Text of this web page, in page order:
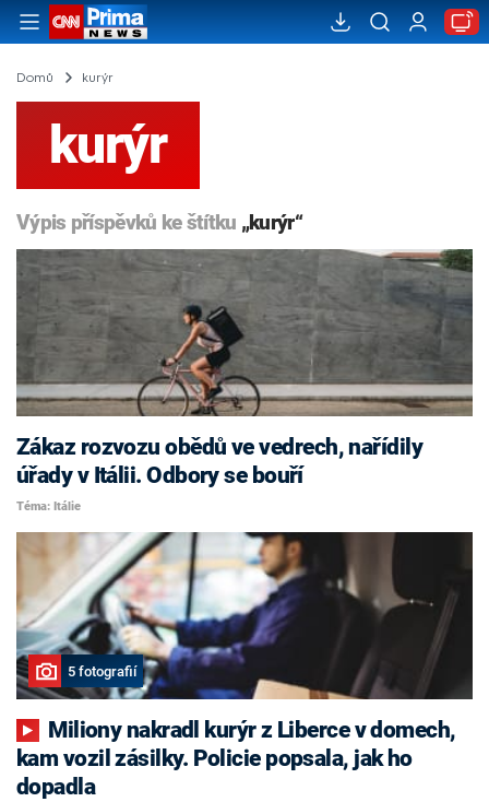
Domů kurýr
kurýr
Výpis příspěvků ke štítku „kurýr“
Zákaz rozvozu obědů ve vedrech, nařídily
úřady v Itálii. Odbory se bouří
Téma: Itálie
5 fotografií
kam vozil zásilky. Policie popsala, jak ho
dopadla